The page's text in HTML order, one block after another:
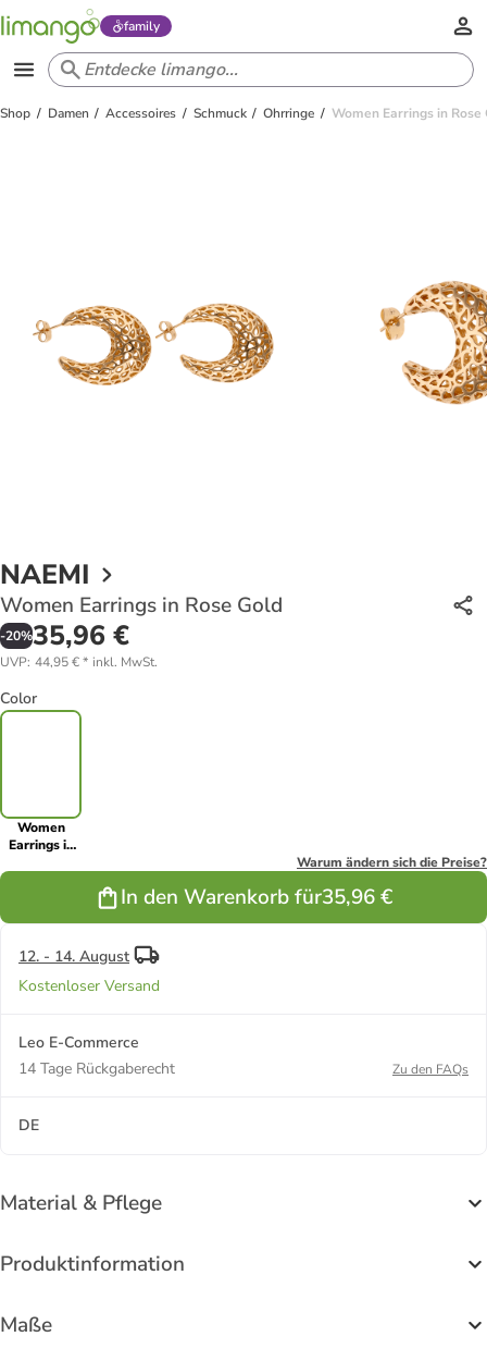
family
Shop Damen Accessoires Schmuck Ohrringe Women Earrings in Rose
NAEMI
Women Earrings in Rose Gold
-20%35,96 €
UVP: 44,95 €* inkl. MwSt.
Color
Women
Earrings in
Warum ändern sich die Preise?
In den Warenkorb für35,96 €
12. - 14. August
Kostenloser Versand
Leo E-Commerce
14 Tage Rückgaberecht
Zu den FAQs
DE
Material & Pflege
Produktinformation
Maße